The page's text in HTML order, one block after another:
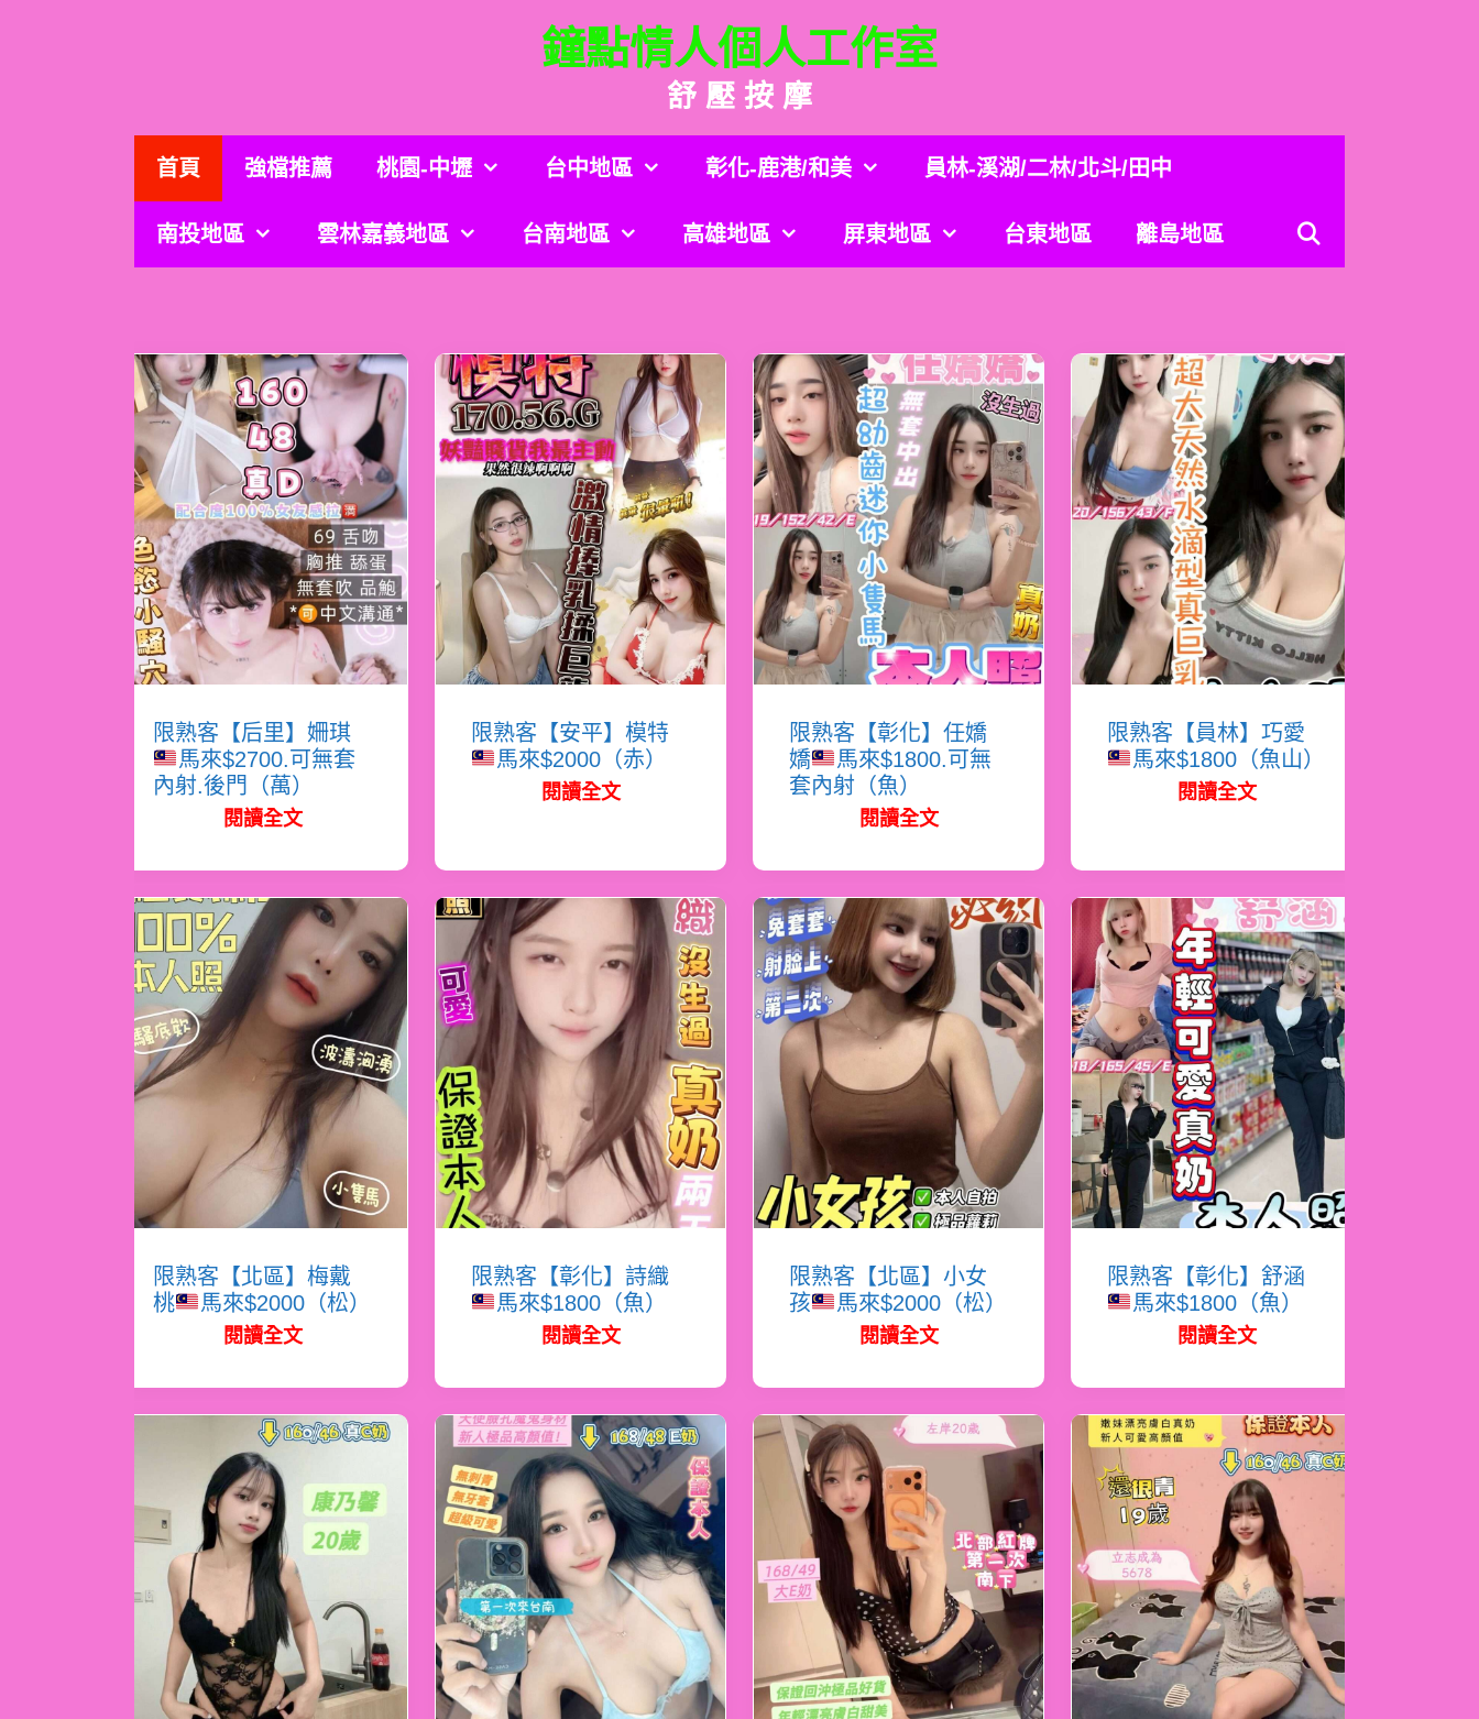
鐘點情人個人工作室
舒 壓 按 摩
首頁 強檔推薦 桃園-中壢 台中地區 彰化-鹿港/和美 員林-溪湖/二林/北斗/田中
南投地區 雲林嘉義地區 台南地區 高雄地區 屏東地區 台東地區 離島地區
限熟客【后里】姍琪
馬來$2700.可無套
內射.後門（萬）
閱讀全文
限熟客【安平】模特
馬來$2000（赤）
閱讀全文
限熟客【彰化】任嬌
嬌
馬來$1800.可無
套內射（魚）
閱讀全文
限熟客【員林】巧愛
馬來$1800（魚山）
閱讀全文
限熟客【北區】梅戴
桃
馬來$2000（松）
閱讀全文
限熟客【彰化】詩織
馬來$1800（魚）
閱讀全文
限熟客【北區】小女
孩
馬來$2000（松）
閱讀全文
限熟客【彰化】舒涵
馬來$1800（魚）
閱讀全文